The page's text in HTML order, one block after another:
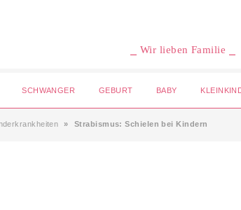
⎯ Wir lieben Familie ⎯
SCHWANGER GEBURT BABY
Strabismus: Schielen bei Kindern